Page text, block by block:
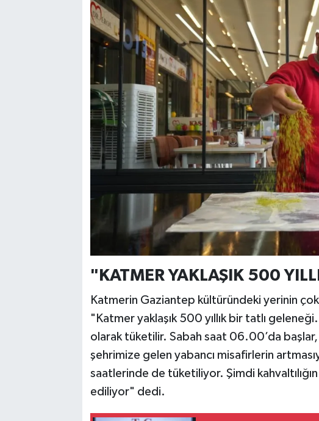
"KATMER YAKLAŞIK 500
Katmerin Gaziantep kültüründeki yerinin
"Katmer yaklaşık 500 yıllık bir tatlı
olarak tüketilir. Sabah saat 06.00’da
şehrimize gelen yabancı misafirlerin
saatlerinde de tüketiliyor. Şimdi
ediliyor" dedi.